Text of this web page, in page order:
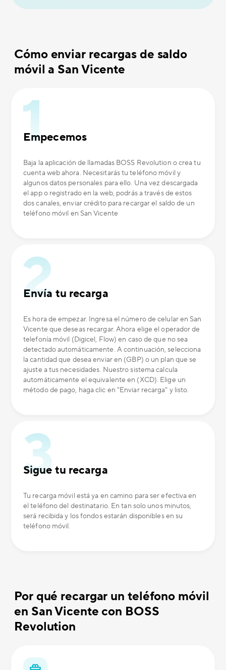
Cómo enviar recargas de saldo
móvil a San Vicente
Empecemos
Baja la aplicación de llamadas BOSS Revolution o crea tu
cuenta web ahora. Necesitarás tu teléfono móvil y
algunos datos personales para ello. Una vez descargada
el app o registrado en la web, podrás a través de estos
dos canales, enviar crédito para recargar el saldo de un
teléfono móvil en San Vicente
Envía tu recarga
Es hora de empezar. Ingresa el número de celular en San
Vicente que deseas recargar. Ahora elige el operador de
telefonía móvil (Digicel, Flow) en caso de que no sea
detectado automáticamente. A continuación, selecciona
la cantidad que desea enviar en (GBP) o un plan que se
ajuste a tus necesidades. Nuestro sistema calcula
automáticamente el equivalente en (XCD). Elige un
método de pago, haga clic en "Enviar recarga" y listo.
Sigue tu recarga
Tu recarga móvil está ya en camino para ser efectiva en
el teléfono del destinatario. En tan solo unos minutos,
será recibida y los fondos estarán disponibles en su
teléfono móvil.
Por qué recargar un teléfono móvil
en San Vicente con BOSS
Revolution